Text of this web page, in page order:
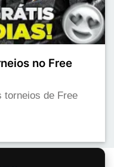
no Free
torneios de Free